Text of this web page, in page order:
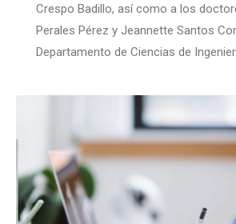
Crespo Badillo, así como a los
Perales Pérez y Jeannette Santos
Departamento de Ciencias de